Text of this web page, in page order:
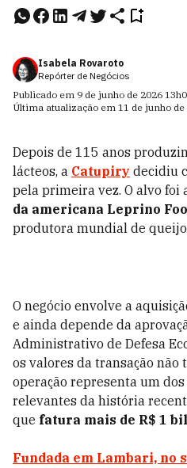
Isabela Rovaroto
Repórter de Negócios
Publicado em 9 de junho de 2026
Última atualização em 11 de junho de
Depois de 115 anos
lácteos, a Catupiry decidiu
pela primeira vez. O alvo foi
da americana Leprino
produtora mundial de
O negócio envolve a
e ainda depende da
Administrativo de Defesa
os valores da transação
operação representa um
relevantes da história
que fatura mais de R$ 1
Fundada em Lambari, no